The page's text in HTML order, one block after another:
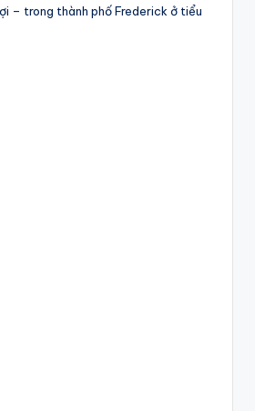
– trong thành phố Frederick ở tiểu